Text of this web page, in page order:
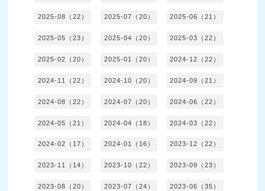
2025-08（22） 2025-07（20） 2025-06（21）
2025-05（23） 2025-04（20） 2025-03（22）
2025-02（20） 2025-01（20） 2024-12（22）
2024-11（22） 2024-10（20） 2024-09（21）
2024-08（22） 2024-07（20） 2024-06（22）
2024-05（21） 2024-04（18） 2024-03（22）
2024-02（17） 2024-01（16） 2023-12（22）
2023-11（14） 2023-10（22） 2023-09（23）
2023-08（20） 2023-07（24） 2023-06（35）